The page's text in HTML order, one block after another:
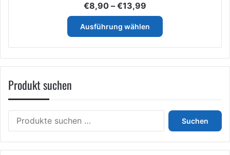
€8,90 – €13,99
€8,90
bis
€13,99
Ausführung wählen
Dieses
der
gewählt
Produkt suchen
nach:
Suchen